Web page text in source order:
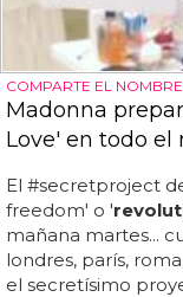
COMPARTE EL
Madonna
Love' en todo el
El #secretproject
freedom' o '
mañana martes...
londres, parís,
el secretísimo